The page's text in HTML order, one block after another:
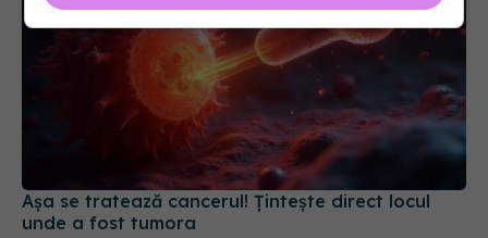
Așa se tratează cancerul! Țintește direct locul
unde a fost tumora